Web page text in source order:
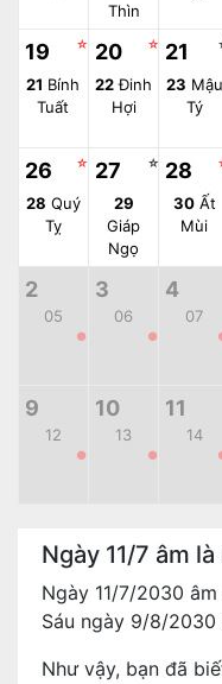
Thìn
19 ☆
21 Bính
Tuất
20 ☆
22Đinh
Hợi
21
23 Mậu
Tý
26 ☆
28 Quý
Tỵ
27 ☆
29
Giáp
Ngọ
28
30Ất
Mùi
2
05
●
3
06
●
4
07
9
12
●
10
13
●
11
14
Ngày 11/7 âm
Ngày 11/7/2030
Sáu ngày 9/8/2030
Như vậy, bạn đã